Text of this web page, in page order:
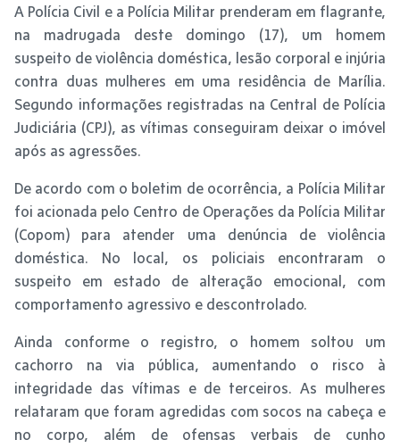
A Polícia Civil e a Polícia Militar prenderam em flagrante,
na madrugada deste domingo (17), um homem
suspeito de violência doméstica, lesão corporal e injúria
contra duas mulheres em uma residência de Marília.
Segundo informações registradas na Central de Polícia
Judiciária (CPJ), as vítimas conseguiram deixar o imóvel
após as agressões.
De acordo com o boletim de ocorrência, a Polícia Militar
foi acionada pelo Centro de Operações da Polícia Militar
(Copom) para atender uma denúncia de violência
doméstica. No local, os policiais encontraram o
suspeito em estado de alteração emocional, com
comportamento agressivo e descontrolado.
Ainda conforme o registro, o homem soltou um
cachorro na via pública, aumentando o risco à
integridade das vítimas e de terceiros. As mulheres
relataram que foram agredidas com socos na cabeça e
no corpo, além de ofensas verbais de cunho